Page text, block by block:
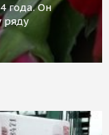
года. Он
ряду